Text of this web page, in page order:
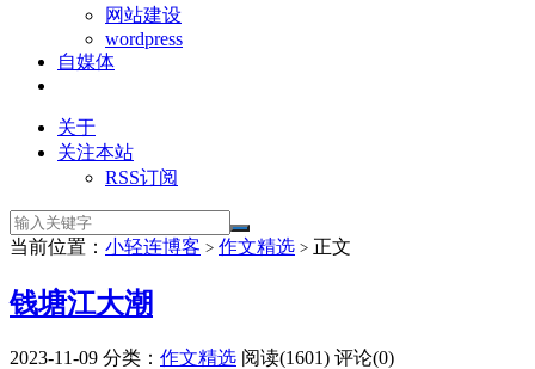
网站建设
wordpress
自媒体
关于
关注本站
RSS订阅
当前位置： 小轻连博客 > 作文精选 > 正文
钱塘江大潮
2023-11-09 分类： 作文精选 阅读(1601) 评论(0)